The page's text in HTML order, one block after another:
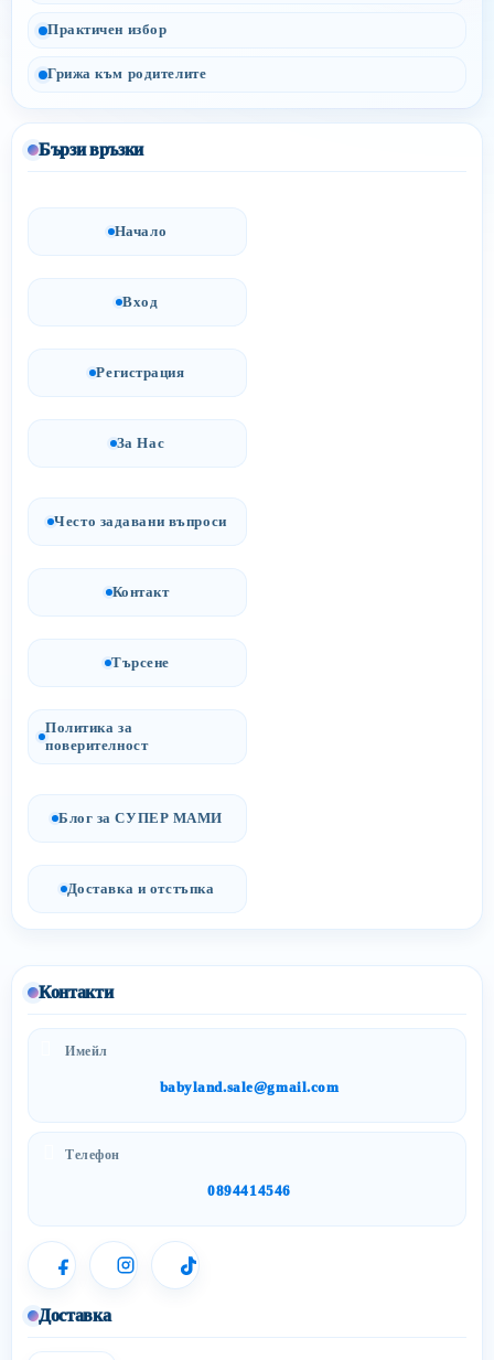
Практичен избор
Грижа към родителите
Бързи връзки
Начало
Вход
Регистрация
За Нас
Често задавани въпроси
Контакт
Търсене
Политика за
поверителност
Блог за СУПЕР МАМИ
Доставка и отстъпка
Контакти
Имейл
babyland.sale@gmail.com
Телефон
0894414546
Доставка